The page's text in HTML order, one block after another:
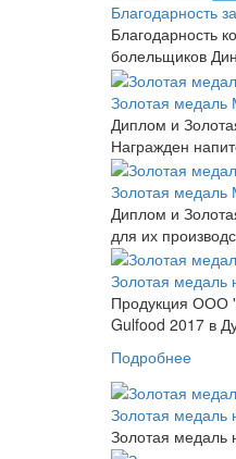
Благодарность
Благодарность
болельщиков
Золотая медаль
Диплом и
Награжден
Золотая медаль
Диплом и
для их
Золотая медаль
Продукция ООО
Gulfood 2017 в
Подробнее
Золотая медаль
Золотая медаль